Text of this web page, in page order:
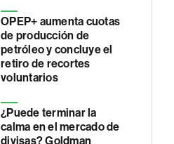
OPEP+ aumenta cuotas
de producción de
petróleo y concluye el
retiro de recortes
voluntarios
¿Puede terminar la
calma en el mercado de
divisas? Goldman